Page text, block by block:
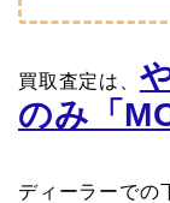
買取査定は、
のみ「
ディーラーでの